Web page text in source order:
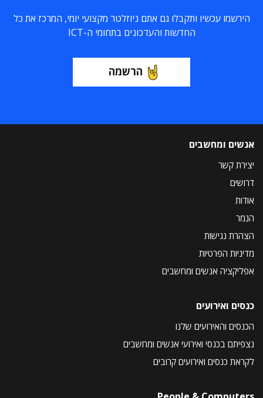
הירשמו עכשיו ותקבלו גם אתם ניוזלטר מקצועי יומי, המרכז את כל
החדשות והעדכונים בתחומי ה-ICT
הרשמה
אנשים ומחשבים
יצירת קשר
דרושים
אודות
הנמר
הצהרת נגישות
מדיניות הפרטיות
אפליקציה אנשים ומחשבים
כנסים ואירועים
הכנסים והאירועים שלנו
נצפיתם בכנסי ואירועי אנשים ומחשבים
לקראת כנסים ואירועים קרובים